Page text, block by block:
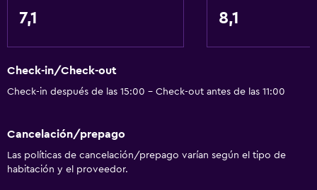
Calefacción
Accesibilidad y adecuación
Mascotas permitidas bajo consulta (pueden aplicar cargos
Accesibilidad
Ascensor
7,1 8,1
Check-in/Check-out
Check-in después de las 15:00 - Check-out antes de las 11:00
Cancelación/prepago
Las políticas de cancelación/prepago varían según el tipo de
habitación y el proveedor.